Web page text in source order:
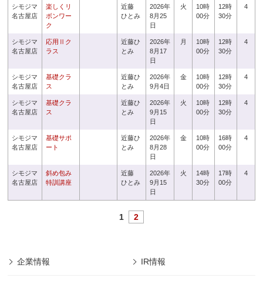
シモジマ
名古屋店
楽しくリ
ボンワー
ク
近藤
ひとみ
2026年
8月25
日
火
10時
00分
12時
30分
4
シモジマ
名古屋店
応用Ⅱク
ラス
近藤ひ
とみ
2026年
8月17
日
月
10時
00分
12時
30分
4
シモジマ
名古屋店
基礎クラ
ス
近藤ひ
とみ
2026年
9月4日
金
10時
00分
12時
30分
4
シモジマ
名古屋店
基礎クラ
ス
近藤ひ
とみ
2026年
9月15
日
火
10時
00分
12時
30分
4
シモジマ
名古屋店
基礎サポ
ート
近藤ひ
とみ
2026年
8月28
日
金
10時
00分
16時
00分
4
シモジマ
名古屋店
斜め包み
特訓講座
近藤
ひとみ
2026年
9月15
日
火
14時
30分
17時
00分
4
1 2
企業情報 IR情報